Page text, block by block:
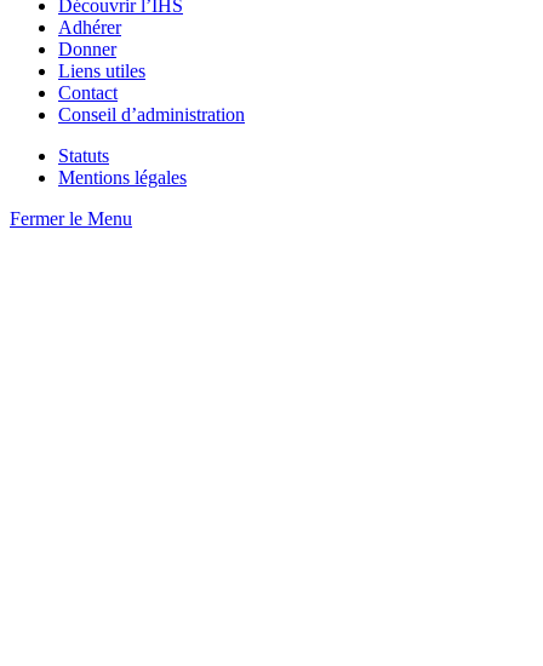
Découvrir l’IHS
Adhérer
Donner
Liens utiles
Contact
Conseil d’administration
Statuts
Mentions légales
Fermer le Menu